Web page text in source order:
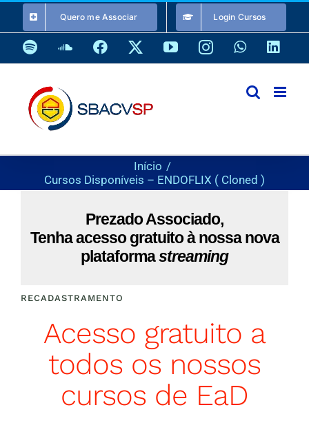
o
conteúdo
Quero me Associar Login Cursos
SpotifySoundCloud
Facebook YouTubeInstagramWhatsApp
Início
Cursos Disponíveis – ENDOFLIX ( Cloned )
Prezado Associado,
Tenha acesso gratuito à nossa nova
plataformastreaming
RECADASTRAMENTO
Acesso gratuito a
todos os nossos
cursos de EaD